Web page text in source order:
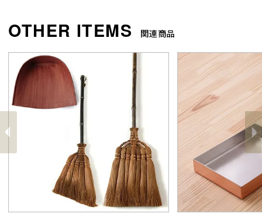
関連商品
前
へ 次
へ